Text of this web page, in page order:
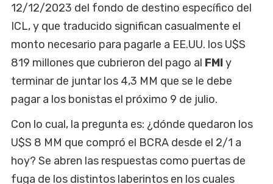
12/12/2023 del fondo de destino específico del
ICL, y que traducido significan casualmente el
monto necesario para pagarle a EE.UU. los U$S
819 millones que cubrieron del pago al FMIy
terminar de juntar los 4,3 MM que se le debe
pagar a los bonistas el próximo 9 de julio.
Con lo cual, la pregunta es: ¿dónde quedaron los
U$S 8 MM que compró el BCRA desde el 2/1 a
hoy? Se abren las respuestas como puertas de
fuga de los distintos laberintos en los cuales